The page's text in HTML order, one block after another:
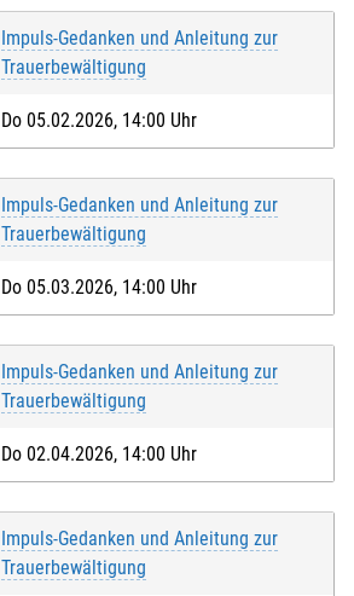
Impuls-Gedanken und Anleitung zur
Trauerbewältigung
Do 05.02.2026, 14:00 Uhr
Impuls-Gedanken und Anleitung zur
Trauerbewältigung
Do 05.03.2026, 14:00 Uhr
Impuls-Gedanken und Anleitung zur
Trauerbewältigung
Do 02.04.2026, 14:00 Uhr
Impuls-Gedanken und Anleitung zur
Trauerbewältigung